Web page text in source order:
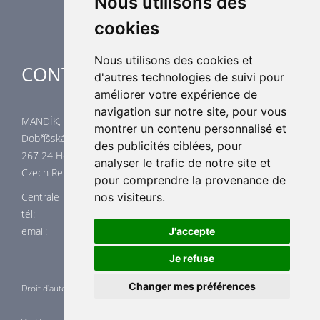
cookies
Nous utilisons des cookies et
d'autres technologies de suivi pour
améliorer votre expérience de
navigation sur notre site, pour vous
montrer un contenu personnalisé et
des publicités ciblées, pour
analyser le trafic de notre site et
pour comprendre la provenance de
nos visiteurs.
J'accepte
Je refuse
Changer mes préférences
CONTACTES
MANDÍK, a.s.
Dobříšská 550
267 24 Hostomice
Czech Republic
Centrale
tél: +420 311 706 706
email: mandik@mandik.cz
Droit d'auteur © a.s. 2015 - 2026